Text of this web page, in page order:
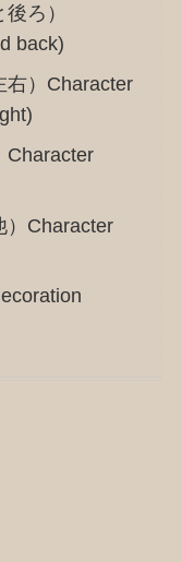
ろ）
back)
右）Character
Character
）Character